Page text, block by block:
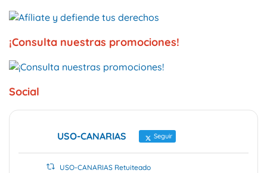
¡Consulta nuestras promociones!
Social
USO-CANARIAS Seguir
USO-CANARIAS Retuiteado